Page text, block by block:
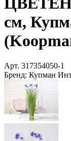
см,
Арт. 317354050-1
Бренд: Купман